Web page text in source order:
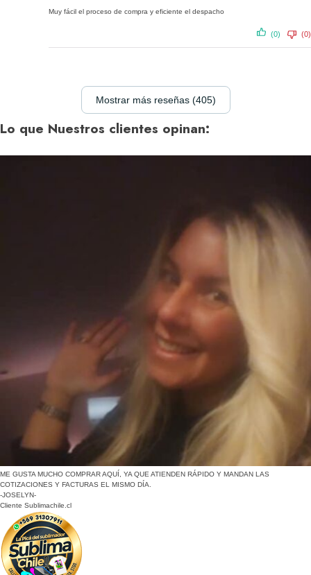
Muy fácil el proceso de compra y eficiente el despacho
(0) (0)
Mostrar más reseñas (405)
Lo que Nuestros clientes opinan:
ME GUSTA MUCHO COMPRAR AQUÍ, YA QUE ATIENDEN RÁPIDO Y MANDAN LAS
COTIZACIONES Y FACTURAS EL MISMO DÍA.
-JOSELYN-
Cliente Sublimachile.cl